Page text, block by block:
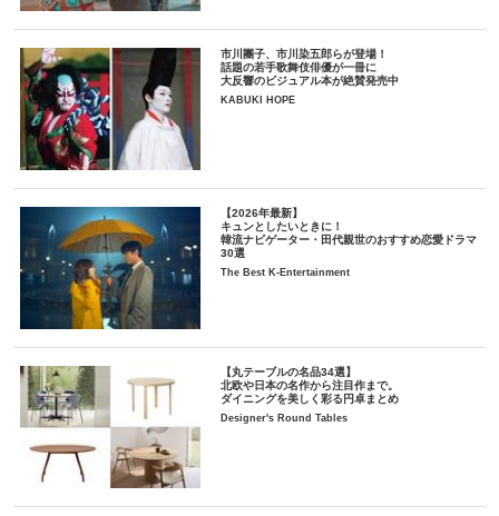
市川團子、市川染五郎らが登場！
話題の若手歌舞伎俳優が一冊に
大反響のビジュアル本が絶賛発売中
KABUKI HOPE
【2026年最新】
キュンとしたいときに！
韓流ナビゲーター・田代親世のおすすめ恋愛ドラマ
30選
The Best K-Entertainment
【丸テーブルの名品34選】
北欧や日本の名作から注目作まで。
ダイニングを美しく彩る円卓まとめ
Designer's Round Tables